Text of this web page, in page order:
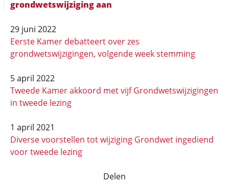
grondwetswijziging aan
29 juni 2022
Eerste Kamer debatteert over zes
grondwetswijzigingen, volgende week stemming
5 april 2022
Tweede Kamer akkoord met vijf Grondwetswijzigingen
in tweede lezing
1 april 2021
Diverse voorstellen tot wijziging Grondwet ingediend
voor tweede lezing
Delen